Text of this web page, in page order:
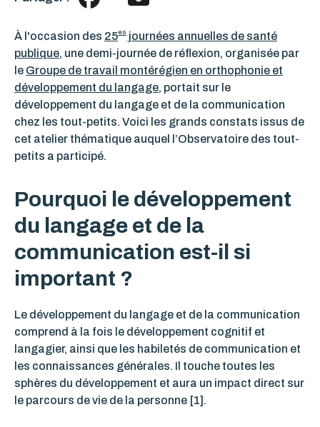
À l'occasion des 25es journées annuelles de santé
publique, une demi-journée de réflexion, organisée par
le Groupe de travail montérégien en orthophonie et
développement du langage, portait sur le
développement du langage et de la communication
chez les tout-petits. Voici les grands constats issus de
cet atelier thématique auquel l’Observatoire des tout-
petits a participé.
Pourquoi le développement
du langage et de la
communication est-il si
important ?
Le développement du langage et de la communication
comprend à la fois le développement cognitif et
langagier, ainsi que les habiletés de communication et
les connaissances générales. Il touche toutes les
sphères du développement et aura un impact direct sur
le parcours de vie de la personne [1].